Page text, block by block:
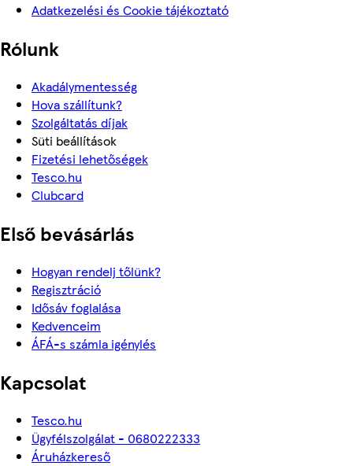
Adatkezelési és Cookie tájékoztató
Rólunk
Akadálymentesség
Hova szállítunk?
Szolgáltatás díjak
Süti beállítások
Fizetési lehetőségek
Tesco.hu
Clubcard
Első bevásárlás
Hogyan rendelj tőlünk?
Regisztráció
Idősáv foglalása
Kedvenceim
ÁFÁ-s számla igénylés
Kapcsolat
Tesco.hu
Ügyfélszolgálat - 0680222333
Áruházkereső